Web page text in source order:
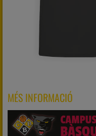
MÉS INFORMACIÓ